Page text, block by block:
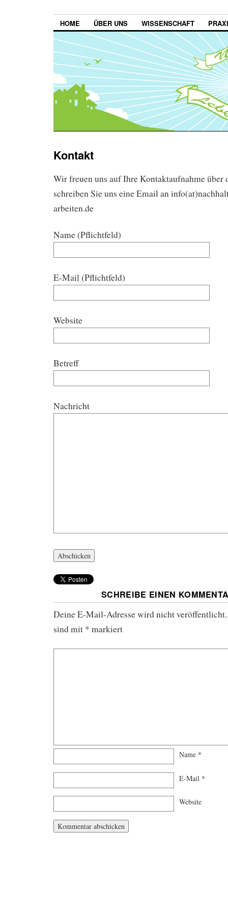
HOME ÜBER UNS WISSENSCHAFT
Kontakt
Wir freuen uns auf Ihre Kontaktaufnahme über
schreiben Sie uns eine Email an
arbeiten.de
Name (Pflichtfeld)
E-Mail (Pflichtfeld)
Website
Betreff
Nachricht
SCHREIBE EINEN
Deine E-Mail-Adresse wird nicht veröffentlicht.
sind mit * markiert
Name *
E-Mail *
Website